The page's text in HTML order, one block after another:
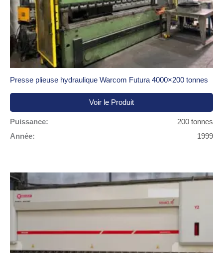
Presse plieuse hydraulique Warcom Futura 4000×200 tonnes
Voir le Produit
Puissance:
200 tonnes
Année:
1999